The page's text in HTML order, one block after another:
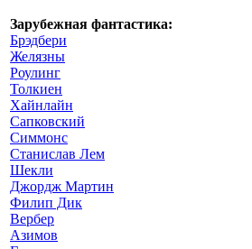
Зарубежная фантастика:
Брэдбери
Желязны
Роулинг
Толкиен
Хайнлайн
Сапковский
Симмонс
Станислав Лем
Шекли
Джордж Мартин
Филип Дик
Вербер
Азимов